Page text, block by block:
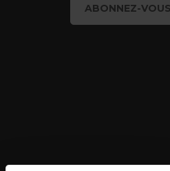
ABONNEZ-